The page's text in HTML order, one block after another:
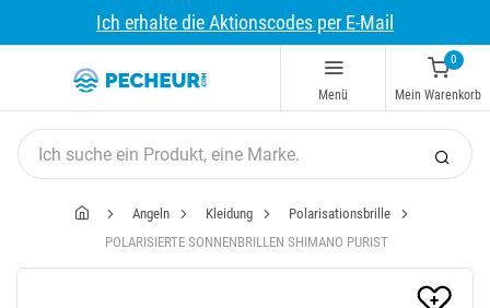
Ich erhalte die Aktionscodes per E-Mail
Menü
0
Mein Warenkorb
Angeln Kleidung
Polarisationsbrille
POLARISIERTE SONNENBRILLEN SHIMANO PURIST